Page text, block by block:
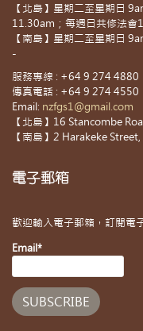
【北島】星期二至星期日
11.30am；每週日共修法
【南島】星期二至星期日
-
服務專線 : +64 9 274 4880
傳真電話 : +64 9 274 4550
Email: nzfgs1@gmail.com
【北島】16 Stancombe
【南島】2 Harakeke
電子郵箱
歡迎輸入電子郵箱，訂閱電
Email*